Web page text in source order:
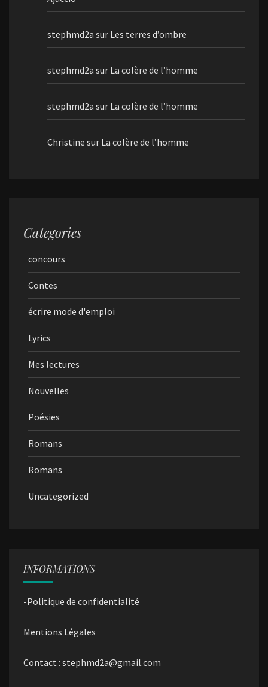
stephmd2a sur Les terres d’ombre
stephmd2a sur La colère de l’homme
stephmd2a sur La colère de l’homme
Christine sur La colère de l’homme
Categories
concours
Contes
écrire mode d'emploi
Lyrics
Mes lectures
Nouvelles
Poésies
Romans
Romans
Uncategorized
INFORMATIONS
-Politique de confidentialité
Mentions Légales
Contact : stephmd2a@gmail.com